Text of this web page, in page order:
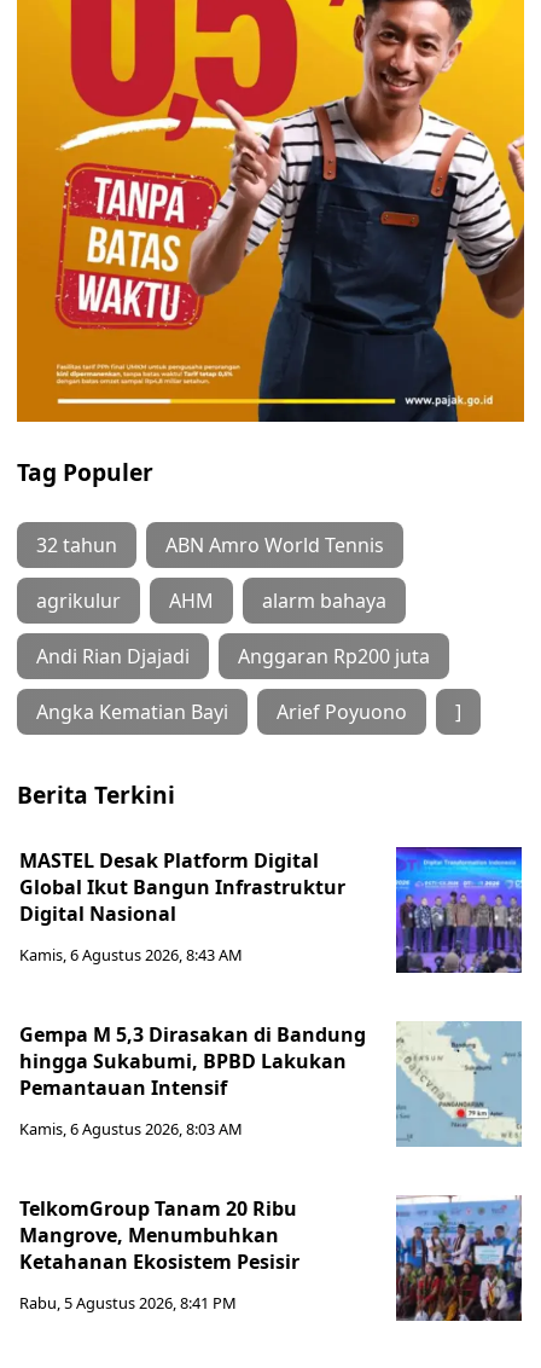
Tag Populer
32 tahun ABN Amro World Tennis
agrikulur AHM alarm bahaya
Andi Rian Djajadi Anggaran Rp200 juta
Angka Kematian Bayi Arief Poyuono ]
Berita Terkini
MASTEL Desak Platform Digital
Global Ikut Bangun Infrastruktur
Digital Nasional
Kamis, 6 Agustus 2026, 8:43 AM
Gempa M 5,3 Dirasakan di Bandung
hingga Sukabumi, BPBD Lakukan
Pemantauan Intensif
Kamis, 6 Agustus 2026, 8:03 AM
TelkomGroup Tanam 20 Ribu
Mangrove, Menumbuhkan
Ketahanan Ekosistem Pesisir
Rabu, 5 Agustus 2026, 8:41 PM